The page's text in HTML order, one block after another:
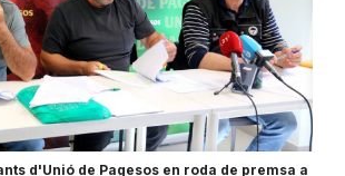
d'Unió de Pagesos en roda de premsa a